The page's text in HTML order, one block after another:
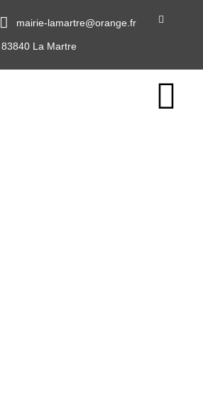
mairie-lamartre@orange.fr
La Martre